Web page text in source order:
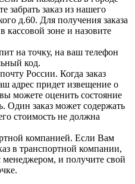
забрать заказ из нашего
д.60. Для получения заказа
кассовой зоне и назовите
на точку, на ваш телефон
код.
России. Когда заказ
адрес придет извещение о
можете оценить состояние
Один заказ может содержать
стоимость не должна
компанией. Если Вам
в транспортной компании,
менеджером, и получите свой